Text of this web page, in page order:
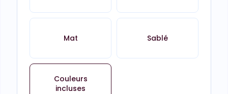
Mat Sablé
Couleurs
incluses